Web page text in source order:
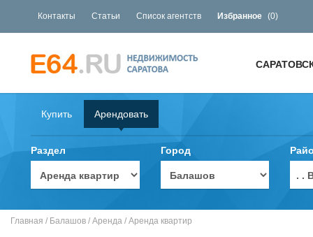
Контакты Статьи Список агентств Избранное (0)
Купить Арендовать
Раздел Город
. .
Главная / Балашов / Аренда / Аренда квартир